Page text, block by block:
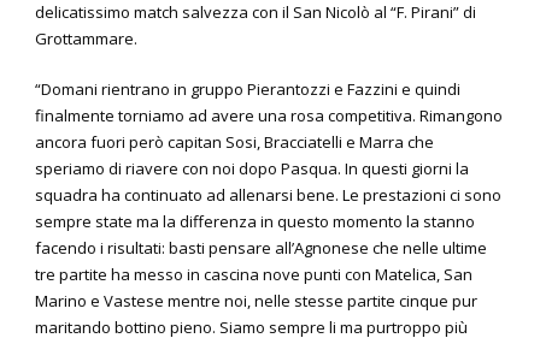
delicatissimo match salvezza con il San Nicolò al “F. Pirani” di
Grottammare.
“Domani rientrano in gruppo Pierantozzi e Fazzini e quindi
finalmente torniamo ad avere una rosa competitiva. Rimangono
ancora fuori però capitan Sosi, Bracciatelli e Marra che
speriamo di riavere con noi dopo Pasqua. In questi giorni la
squadra ha continuato ad allenarsi bene. Le prestazioni ci sono
sempre state ma la differenza in questo momento la stanno
facendo i risultati: basti pensare all’Agnonese che nelle ultime
tre partite ha messo in cascina nove punti con Matelica, San
Marino e Vastese mentre noi, nelle stesse partite cinque pur
maritando bottino pieno. Siamo sempre li ma purtroppo più